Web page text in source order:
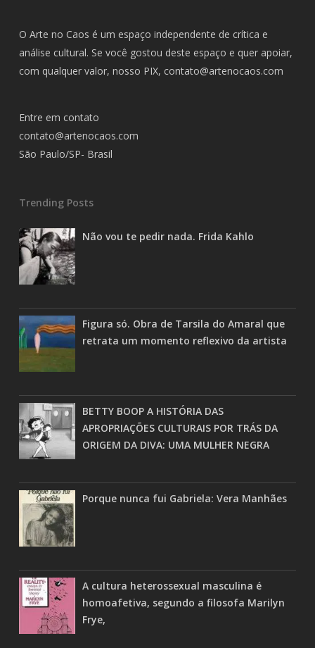
O Arte no Caos é um espaço independente de crítica e
análise cultural. Se você gostou deste espaço e quer apoiar,
com qualquer valor, nosso PIX, contato@artenocaos.com
Entre em contato
contato@artenocaos.com
São Paulo/SP- Brasil
Trending Posts
Não vou te pedir nada. Frida Kahlo
Figura só. Obra de Tarsila do Amaral que
retrata um momento reflexivo da artista
BETTY BOOP A HISTÓRIA DAS
APROPRIAÇÕES CULTURAIS POR TRÁS DA
ORIGEM DA DIVA: UMA MULHER NEGRA
Porque nunca fui Gabriela: Vera Manhães
A cultura heterossexual masculina é
homoafetiva, segundo a filosofa Marilyn
Frye,